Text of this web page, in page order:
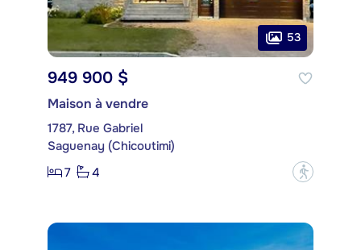
53
949 900 $
Maison à vendre
1787, Rue Gabriel
Saguenay (Chicoutimi)
7
4 ?